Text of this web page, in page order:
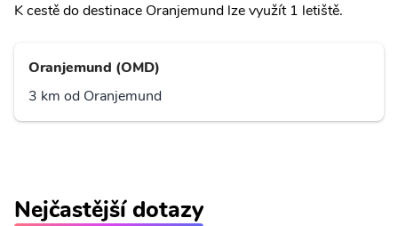
K cestě do destinace Oranjemund lze využít 1 letiště.
Oranjemund (OMD)
3 km od Oranjemund
Nejčastější dotazy